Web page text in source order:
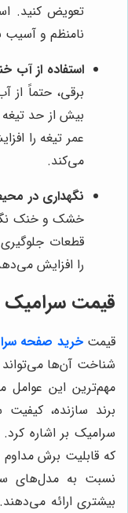
تعویض کنید.
نامنظم و
استفاده از آب
برقی، حتماً از
بیش از حد
عمر تیغه را
می‌کند.
نگهداری در
خشک و خنک
قطعات
را افزایش
قیمت سرامیک
قیمتخرید صفحه
شناخت آن‌ها می‌تواند
مهم‌ترین این عوامل
برند سازنده،
سرامیک بر اشاره
که قابلیت برش مداوم
نسبت به مدل‌های
بیشتری ارائه می‌دهند.